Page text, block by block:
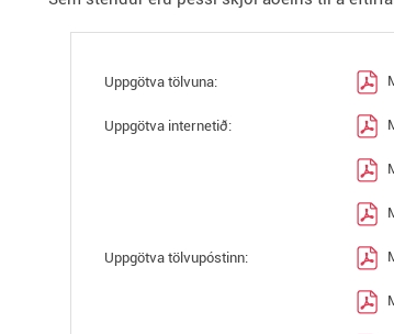
Uppgötva tölvuna:
Uppgötva internetið:
Uppgötva tölvupóstinn: